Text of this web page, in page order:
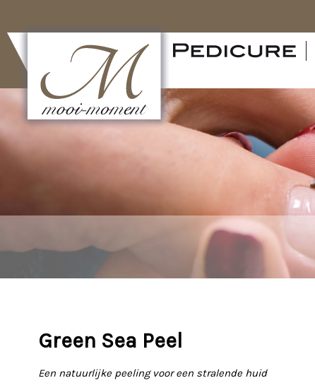
Green Sea Peel
Een natuurlijke peeling voor een stralende huid